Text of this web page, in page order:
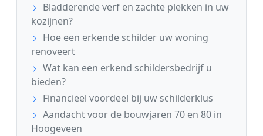
Bladderende verf en zachte plekken in uw
kozijnen?
Hoe een erkende schilder uw woning
renoveert
Wat kan een erkend schildersbedrijf u
bieden?
Financieel voordeel bij uw schilderklus
Aandacht voor de bouwjaren 70 en 80 in
Hoogeveen